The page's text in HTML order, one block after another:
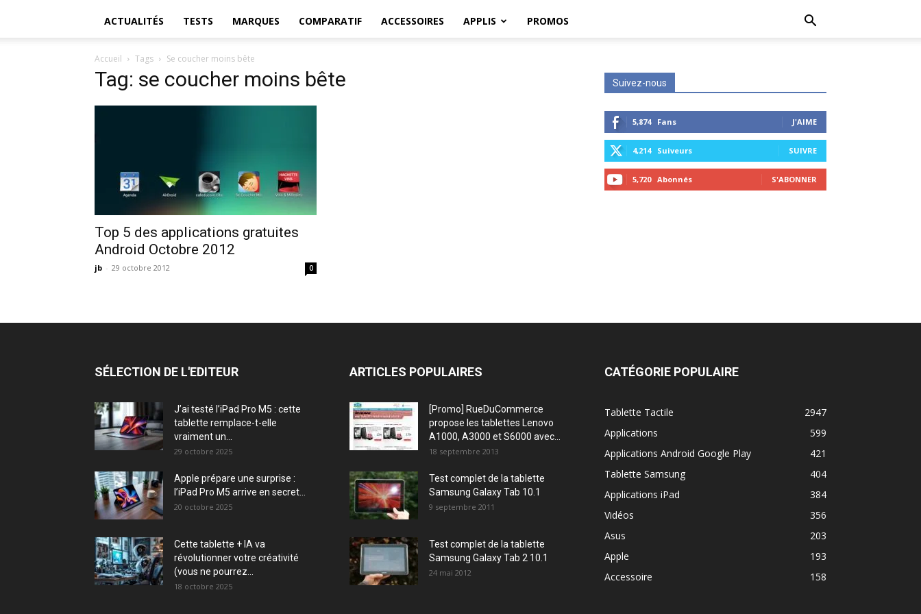
ACTUALITÉS TESTS MARQUES COMPARATIF ACCESSOIRES APPLIS PROMOS
Accueil Tags Se coucher moins bête
Tag: se coucher moins bête
Top 5 des applications gratuites
Android Octobre 2012
jb - 29 octobre 2012 0
Suivez-nous
5,874 Fans J'AIME
4,214 Suiveurs SUIVRE
5,720 Abonnés S'ABONNER
SÉLECTION DE L'EDITEUR
J’ai testé l’iPad Pro M5 : cette
tablette remplace-t-elle
vraiment un...
29 octobre 2025
Apple prépare une surprise :
l’iPad Pro M5 arrive en secret...
20 octobre 2025
Cette tablette + IA va
révolutionner votre créativité
(vous ne pourrez...
18 octobre 2025
ARTICLES POPULAIRES
[Promo] RueDuCommerce
propose les tablettes Lenovo
A1000, A3000 et S6000 avec...
18 septembre 2013
Test complet de la tablette
Samsung Galaxy Tab 10.1
9 septembre 2011
Test complet de la tablette
Samsung Galaxy Tab 2 10.1
24 mai 2012
CATÉGORIE POPULAIRE
Tablette Tactile
2947
Applications
599
Applications Android Google Play
421
Tablette Samsung
404
Applications iPad
384
Vidéos
356
Asus
203
Apple
193
Accessoire
158